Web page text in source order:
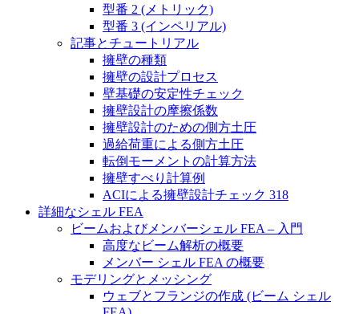
型番 2 (メトリック)
型番 3 (インペリアル)
記事とチュートリアル
擁壁の種類
擁壁の設計プロセス
壁基礎の安定性チェック
擁壁設計の摩擦係数
擁壁設計のための側方土圧
過給荷重による側方土圧
転倒モーメントの計算方法
擁壁すべり計算例
ACIによる擁壁設計チェック 318
詳細なシェル FEA
ビームおよびメンバーシェル FEA – 入門
高度なビーム解析の概要
メンバー シェル FEA の概要
モデリングとメッシング
ウェブとフランジの作成 (ビーム シェル